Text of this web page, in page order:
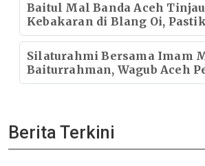
Baitul Mal Banda Aceh
Kebakaran di Blang Oi,
Mendapat Dukungan
Silaturahmi Bersama Imam
Baiturrahman, Wagub Aceh
Sinergi dengan Ulama
Berita Terkini